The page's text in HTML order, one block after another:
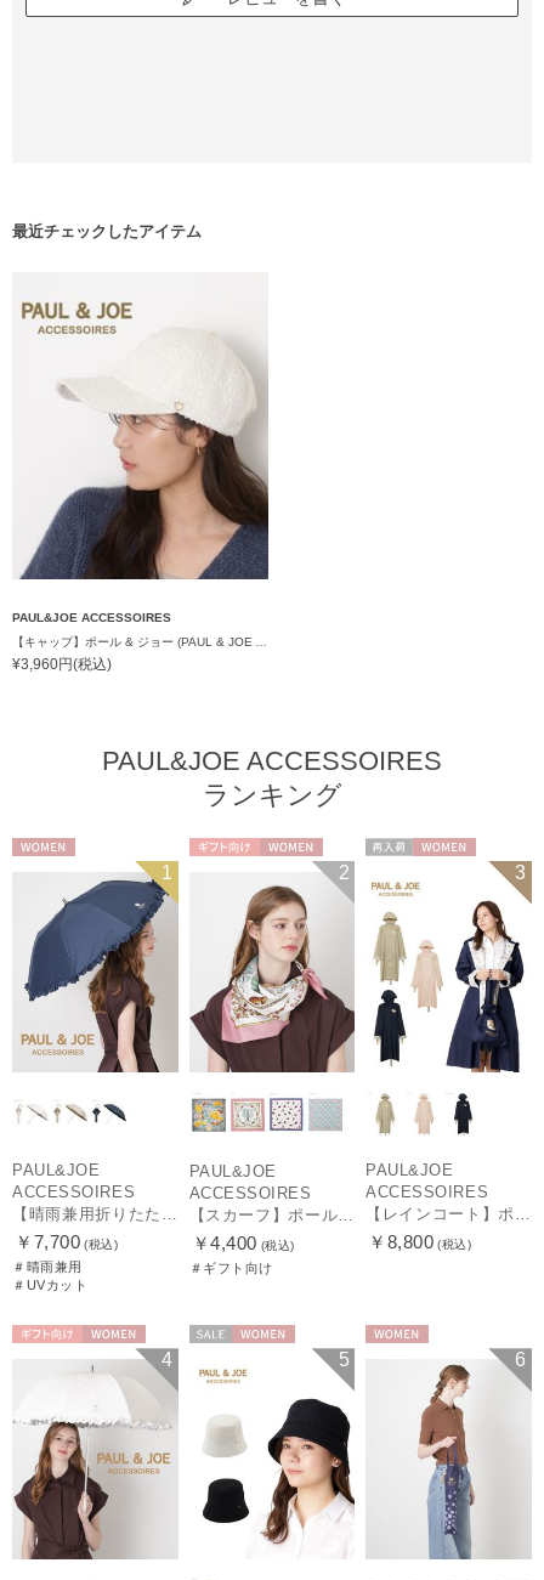
最近チェックしたアイテム
PAUL&JOE ACCESSOIRES
¥3,960円(税込)
PAUL&JOE ACCESSOIRES
ランキング
1
PAUL&JOE
ACCESSOIRES
【晴雨兼用折りたたみ日傘】ポール & ジョー (PAUL & JOE ACCESSOIRES) クリザンテームワンポイントフリル 一級遮光99.99% 遮熱 UV 晴雨兼用
￥7,700 (税込)
＃晴雨兼用
＃UVカット
WOMEN 2
PAUL&JOE
ACCESSOIRES
【スカーフ】ポール & ジョー (PAUL & JOE ACCESSOIRES) シルクスカーフ空 オーステルリッツ記念柱 ネコと毛糸 気球 65cm×65cm
￥4,400 (税込)
＃ギフト向け
3
PAUL&JOE
ACCESSOIRES
【レインコート】ポール & ジョー（PAUL & JOE ACCESSOIRES）クリザンテーム
￥8,800 (税込)
WOMEN 4 5 6